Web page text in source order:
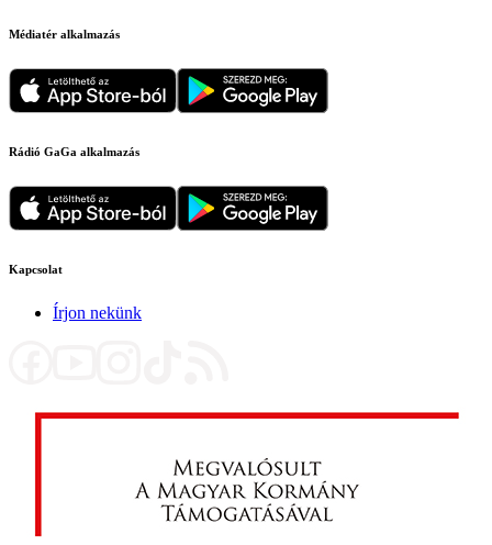
Médiatér alkalmazás
Rádió GaGa alkalmazás
Kapcsolat
Írjon nekünk